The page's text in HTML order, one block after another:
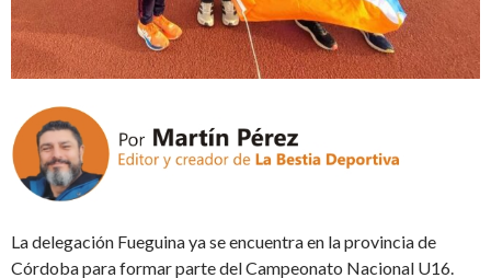
La delegación Fueguina ya se encuentra en la provincia de
Córdoba para formar parte del Campeonato Nacional U16.